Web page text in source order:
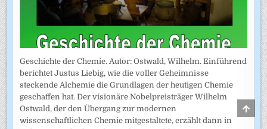
Geschichte der Chemie. Autor: Ostwald, Wilhelm. Einführend
berichtet Justus Liebig, wie die voller Geheimnisse
steckende Alchemie die Grundlagen der heutigen Chemie
geschaffen hat. Der visionäre Nobelpreisträger Wilhelm
Ostwald, der den Übergang zur modernen
wissenschaftlichen Chemie mitgestaltete, erzählt dann in
TO
TOP